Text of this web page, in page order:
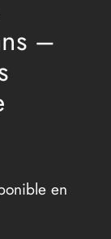
–
en